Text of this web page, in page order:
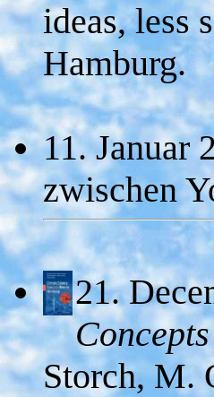
ideas, less
Hamburg.
11. Januar
zwischen
21.
Storch, M.